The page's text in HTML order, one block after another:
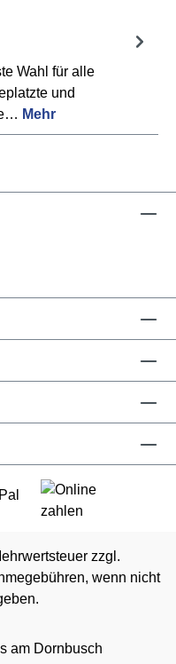
Wahl für alle
und
Mehr
zzgl.
wenn nicht
am Dornbusch